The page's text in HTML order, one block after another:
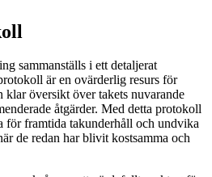
sammanställs i ett detaljerat
är en ovärderlig resurs för
klar översikt över takets nuvarande
åtgärder. Med detta protokoll
för framtida takunderhåll och undvika
de redan har blivit kostsamma och